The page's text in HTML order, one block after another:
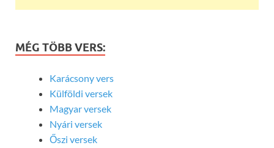
MÉG TÖBB VERS:
Karácsony vers
Külföldi versek
Magyar versek
Nyári versek
Őszi versek